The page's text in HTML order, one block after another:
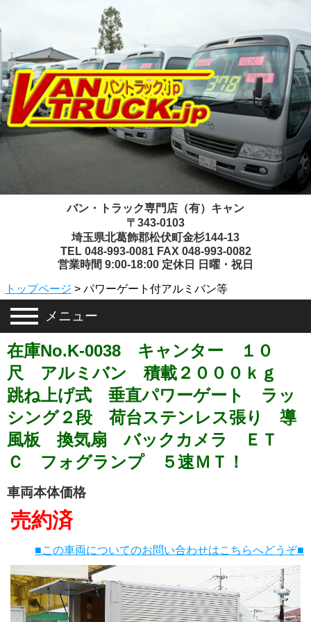
バン・トラック専門店（有）キャン
〒343-0103
埼玉県北葛飾郡松伏町金杉144-13
TEL 048-993-0081 FAX 048-993-0082
営業時間 9:00-18:00 定休日 日曜・祝日
トップページ > パワーゲート付アルミバン等
メニュー
在庫No.K-0038 キャンター １０
尺 アルミバン 積載２０００ｋｇ
跳ね上げ式 垂直パワーゲート ラッ
シング２段 荷台ステンレス張り 導
風板 換気扇 バックカメラ ＥＴ
Ｃ フォグランプ ５速ＭＴ！
車両本体価格
売約済
■この車両についてのお問い合わせはこちらへどうぞ■